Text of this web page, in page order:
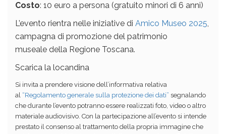
Costo: 10 euro a persona (gratuito minori di 6 anni)
L’evento rientra nelle iniziative di Amico Museo 2025,
campagna di promozione del patrimonio
museale della Regione Toscana.
Scarica la locandina
Si invita a prendere visione dell’informativa relativa
al “Regolamento generale sulla protezione dei dati” segnalando
che durante l’evento potranno essere realizzati foto, video o altro
materiale audiovisivo. Con la partecipazione all’evento si intende
prestato il consenso al trattamento della propria immagine che